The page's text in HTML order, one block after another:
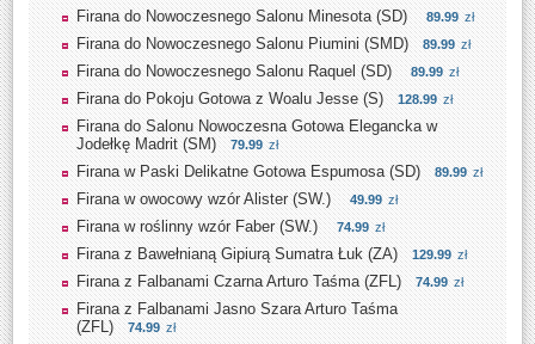
Firana do Nowoczesnego Salonu Minesota (SD) 89.99 zł
Firana do Nowoczesnego Salonu Piumini (SMD) 89.99 zł
Firana do Nowoczesnego Salonu Raquel (SD) 89.99 zł
Firana do Pokoju Gotowa z Woalu Jesse (S) 128.99 zł
Firana do Salonu Nowoczesna Gotowa Elegancka w
Jodełkę Madrit (SM)
79.99 zł
Firana w Paski Delikatne Gotowa Espumosa (SD) 89.99 zł
Firana w owocowy wzór Alister (SW.) 49.99 zł
Firana w roślinny wzór Faber (SW.) 74.99 zł
Firana z Bawełnianą Gipiurą Sumatra Łuk (ZA) 129.99 zł
Firana z Falbanami Czarna Arturo Taśma (ZFL) 74.99 zł
Firana z Falbanami Jasno Szara Arturo Taśma
(ZFL)
74.99 zł